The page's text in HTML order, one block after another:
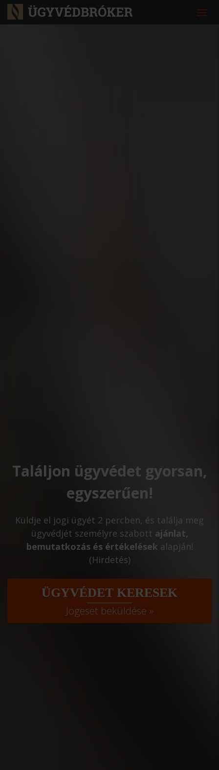
Találjon ügyvédet gyorsan,
egyszerűen!
Küldje el jogi ügyét 2 percben, és találja meg
ügyvédjét személyre szabott ajánlat,
bemutatkozás és értékelések alapján!
(Hirdetés)
ÜGYVÉDET KERESEK
Jogeset beküldése »